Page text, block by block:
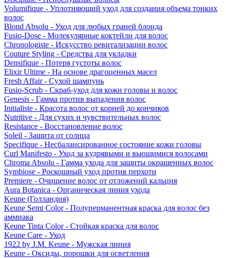
Volumifique - Уплотняющий уход для создания объема тонких
волос
Blond Absolu - Уход для любых граней блонда
Fusio-Dose - Молекулярные коктейли для волос
Chronologiste - Искусство ревитализации волос
Couture Styling - Средства для укладки
Densifique - Потеря густоты волос
Elixir Ultime - На основе драгоценных масел
Fresh Affair - Сухой шампунь
Fusio-Scrub - Скраб-уход для кожи головы и волос
Genesis - Гамма против выпадения волос
Initialiste - Красота волос от корней до кончиков
Nutritive - Для сухих и чувствительных волос
Resistance - Восстановление волос
Soleil - Защита от солнца
Specifique - Несбалансированное состояние кожи головы
Curl Manifesto - Уход за кудрявыми и вьющимися волосами
Chroma Absolu - Гамма ухода для защиты окрашенных волос
Symbiose - Роскошный уход против перхоти
Premiere - Очищение волос от отложений кальция
Aura Botanica - Органическая линия ухода
Keune (Голландия)
Keune Semi Color - Полуперманентная краска для волос без
аммиака
Keune Tinta Color - Стойкая краска для волос
Keune Care - Уход
1922 by J.M. Keune - Мужская линия
Keune - Оксиды, порошки для осветления